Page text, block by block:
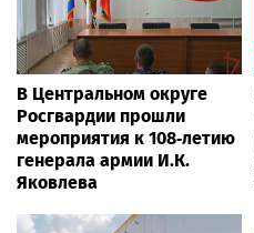
В Центральном округе
Росгвардии прошли
мероприятия к 108‑летию
генерала армии И.К.
Яковлева